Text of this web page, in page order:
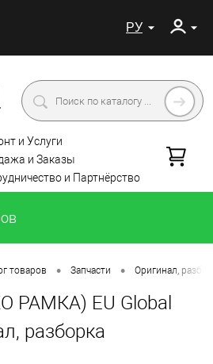
РУ
и Услуги
и Заказы
и Партнёрство
товаров • Запчасти • Оригинал,
РАМКА) EU Global
разборка